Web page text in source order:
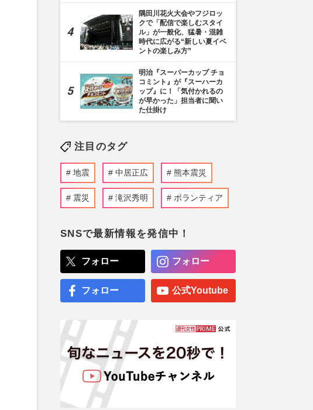
隅田川花火大会やフジロッ
クで「配信で楽しむスタイ
ル」が一般化、猛暑・混雑
時代に広がる“新しい夏イベ
ントの楽しみ方”
明治『スーパーカップ チョ
コミント』が『スーハーカ
ップ』に！「気付かれるの
が早かった」担当者に聞い
た仕掛け
注目のタグ
地震 中居正広 熊本震災
震災 滝沢秀明 ボランティア
SNSで最新情報を発信中！
フォロー フォロー
フォロー 公式Youtube